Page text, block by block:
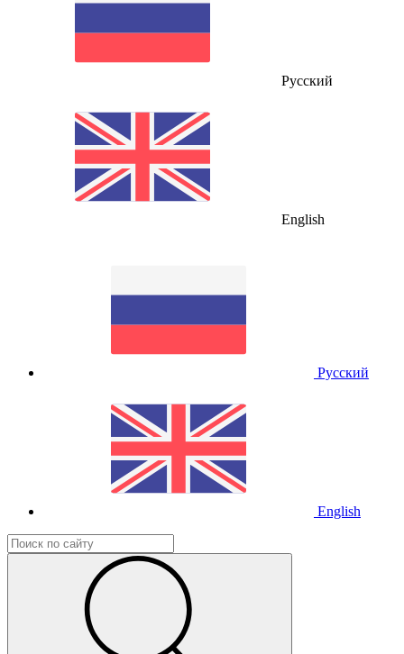
Русский
English
Русский
English